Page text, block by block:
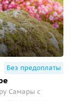
Без предоплаты
Самары с